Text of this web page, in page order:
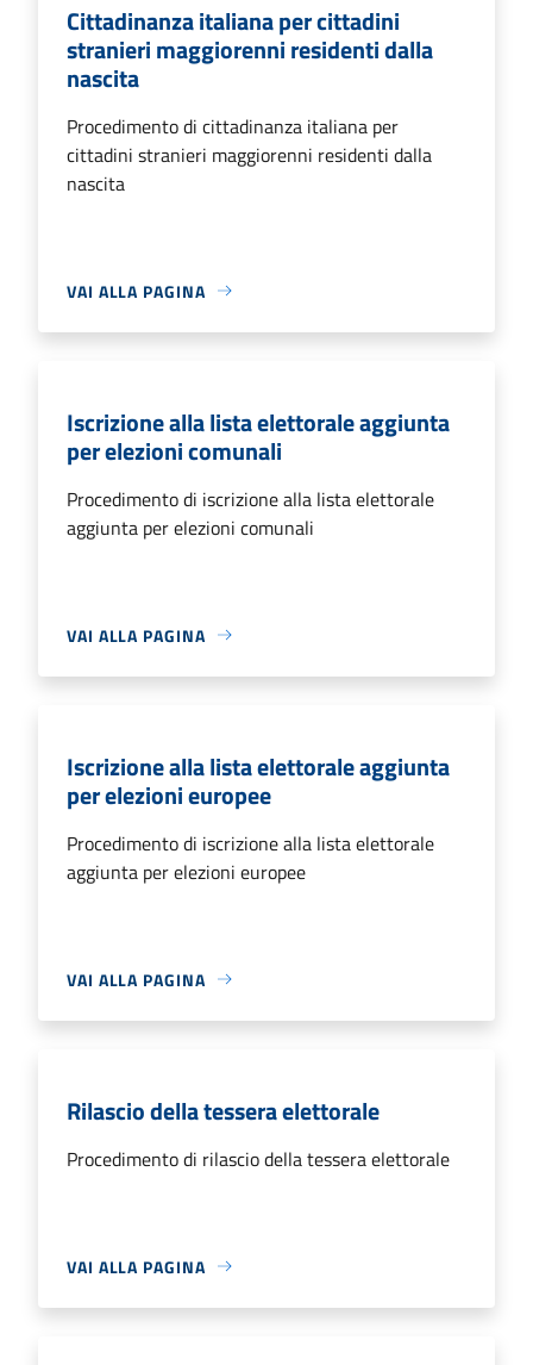
Cittadinanza italiana per cittadini
stranieri maggiorenni residenti dalla
nascita
Procedimento di cittadinanza italiana per
cittadini stranieri maggiorenni residenti dalla
nascita
VAI ALLA PAGINA
Iscrizione alla lista elettorale aggiunta
per elezioni comunali
Procedimento di iscrizione alla lista elettorale
aggiunta per elezioni comunali
VAI ALLA PAGINA
Iscrizione alla lista elettorale aggiunta
per elezioni europee
Procedimento di iscrizione alla lista elettorale
aggiunta per elezioni europee
VAI ALLA PAGINA
Rilascio della tessera elettorale
Procedimento di rilascio della tessera elettorale
VAI ALLA PAGINA